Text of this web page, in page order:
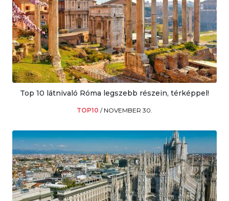
Top 10 látnivaló Róma legszebb részein, térképpel!
TOP10 / NOVEMBER 30.